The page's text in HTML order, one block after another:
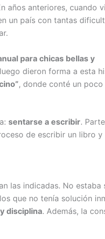
años anteriores, cuando
un país con tantas
para chicas bellas y
dieron forma a esta
, donde conté un
sentarse a escribir.
de escribir un libro y
las indicadas. No estaba
que no tenía solución
disciplina. Además, la